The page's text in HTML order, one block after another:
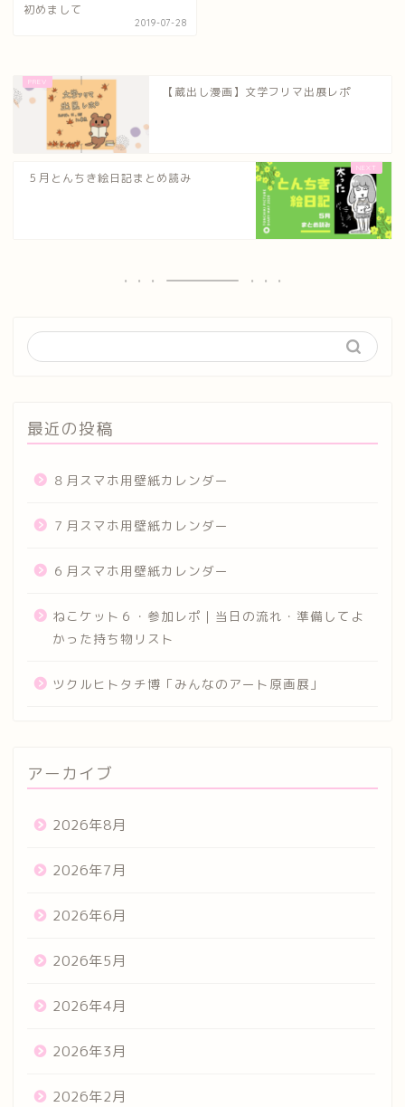
初めまして
2019-07-28
【蔵出し漫画】文学フリマ出展レポ
５月とんちき絵日記まとめ読み
最近の投稿
８月スマホ用壁紙カレンダー
７月スマホ用壁紙カレンダー
６月スマホ用壁紙カレンダー
ねこケット６・参加レポ｜当日の流れ・準備してよ
かった持ち物リスト
ツクルヒトタチ博「みんなのアート原画展」
アーカイブ
2026年8月
2026年7月
2026年6月
2026年5月
2026年4月
2026年3月
2026年2月